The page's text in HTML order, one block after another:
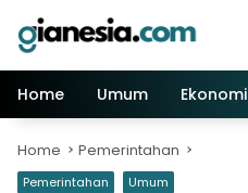
content
Home
Umum Ekonomi
Home Pemerintahan
Pemerintahan Umum